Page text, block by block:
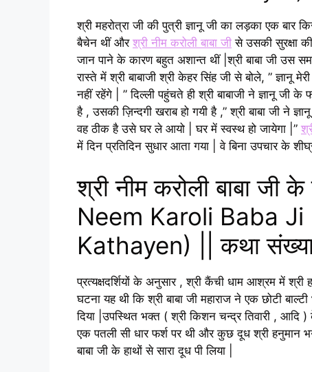
श्री महरोत्रा जी की पुत्री ज्ञानू जी का लड़का एक बार
बैचेन थीं और श्री नीम करोली बाबा जी से उसकी सुरक्षा
जान पाने के कारण बहुत अशान्त थीं |श्री बाबा जी उस
रास्ते में श्री बाबाजी श्री केहर सिंह जी से बोले, ” ज्ञानू
नहीं रहेंगे | ” दिल्ली पहुंचते ही श्री बाबाजी ने ज्ञानू जी
है , उसकी ज़िन्दगी खराब हो गयी है ,” श्री बाबा जी ने
वह ठीक है उसे घर ले आयो | घर में स्वस्थ हो जायेगा |”
में दिन प्रतिदिन सुधार आता गया | वे बिना उपचार के शीघ्र
श्री नीम करोली बाबा
Neem Karoli Baba
Kathayen) || कथा
प्रत्यक्षदर्शियों के अनुसार , श्री कैंची धाम आश्रम में श्री
घटना यह थी कि श्री बाबा जी महाराज ने एक छोटी
दिया |उपस्थित भक्त ( श्री किशन चन्द्र तिवारी , आदि
एक पतली सी धार फर्श पर थी और कुछ दूध श्री हनुमान
बाबा जी के हाथों से सारा दूध पी लिया |